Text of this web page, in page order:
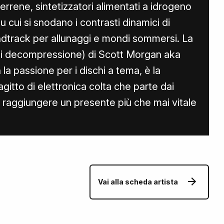
sintetizzatori alimentati a idrogeno
cui si snodano i contrasti dinamici di
per allunaggi e mondi sommersi. La
decompressione) di Scott Morgan aka
passione per i dischi a tema, è la
di elettronica colta che parte dai
un presente più che mai vitale
Vai alla scheda artista